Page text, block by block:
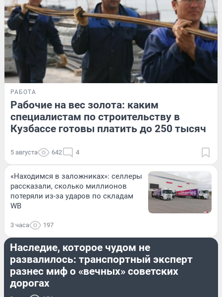
РАБОТА
Рабочие на вес золота: каким
специалистам по строительству в
Кузбассе готовы платить до 250 тысяч
5 августа 642 4
«Находимся в заложниках»: селлеры
рассказали, сколько миллионов
потеряли из-за ударов по складам
WB
3 часа 197
ДОРОГИ И ТРАНСПОРТ
Наследие, которое чудом не
развалилось: транспортный эксперт
разнес миф о «вечных» советских
дорогах